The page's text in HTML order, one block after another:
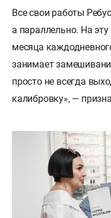
Все свои работы
а параллельно. На
месяца
занимает
просто не всегда
калибровку», —